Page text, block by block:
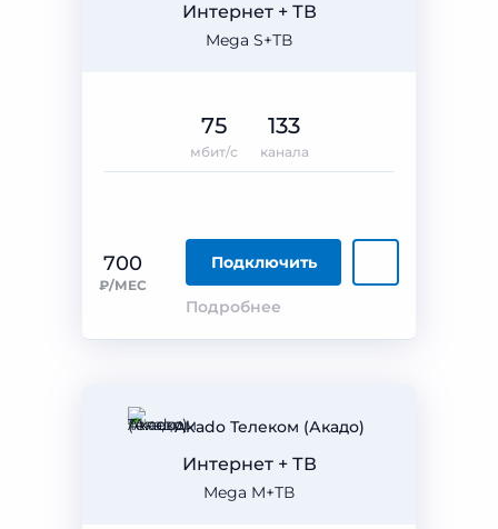
Mega S+ТВ
Интернет + ТВ
700
₽/МЕС
Подключить
Подробнее
75
мбит/с
133
канала
Akado Телеком (Акадо)
Mega M+ТВ
Интернет + ТВ